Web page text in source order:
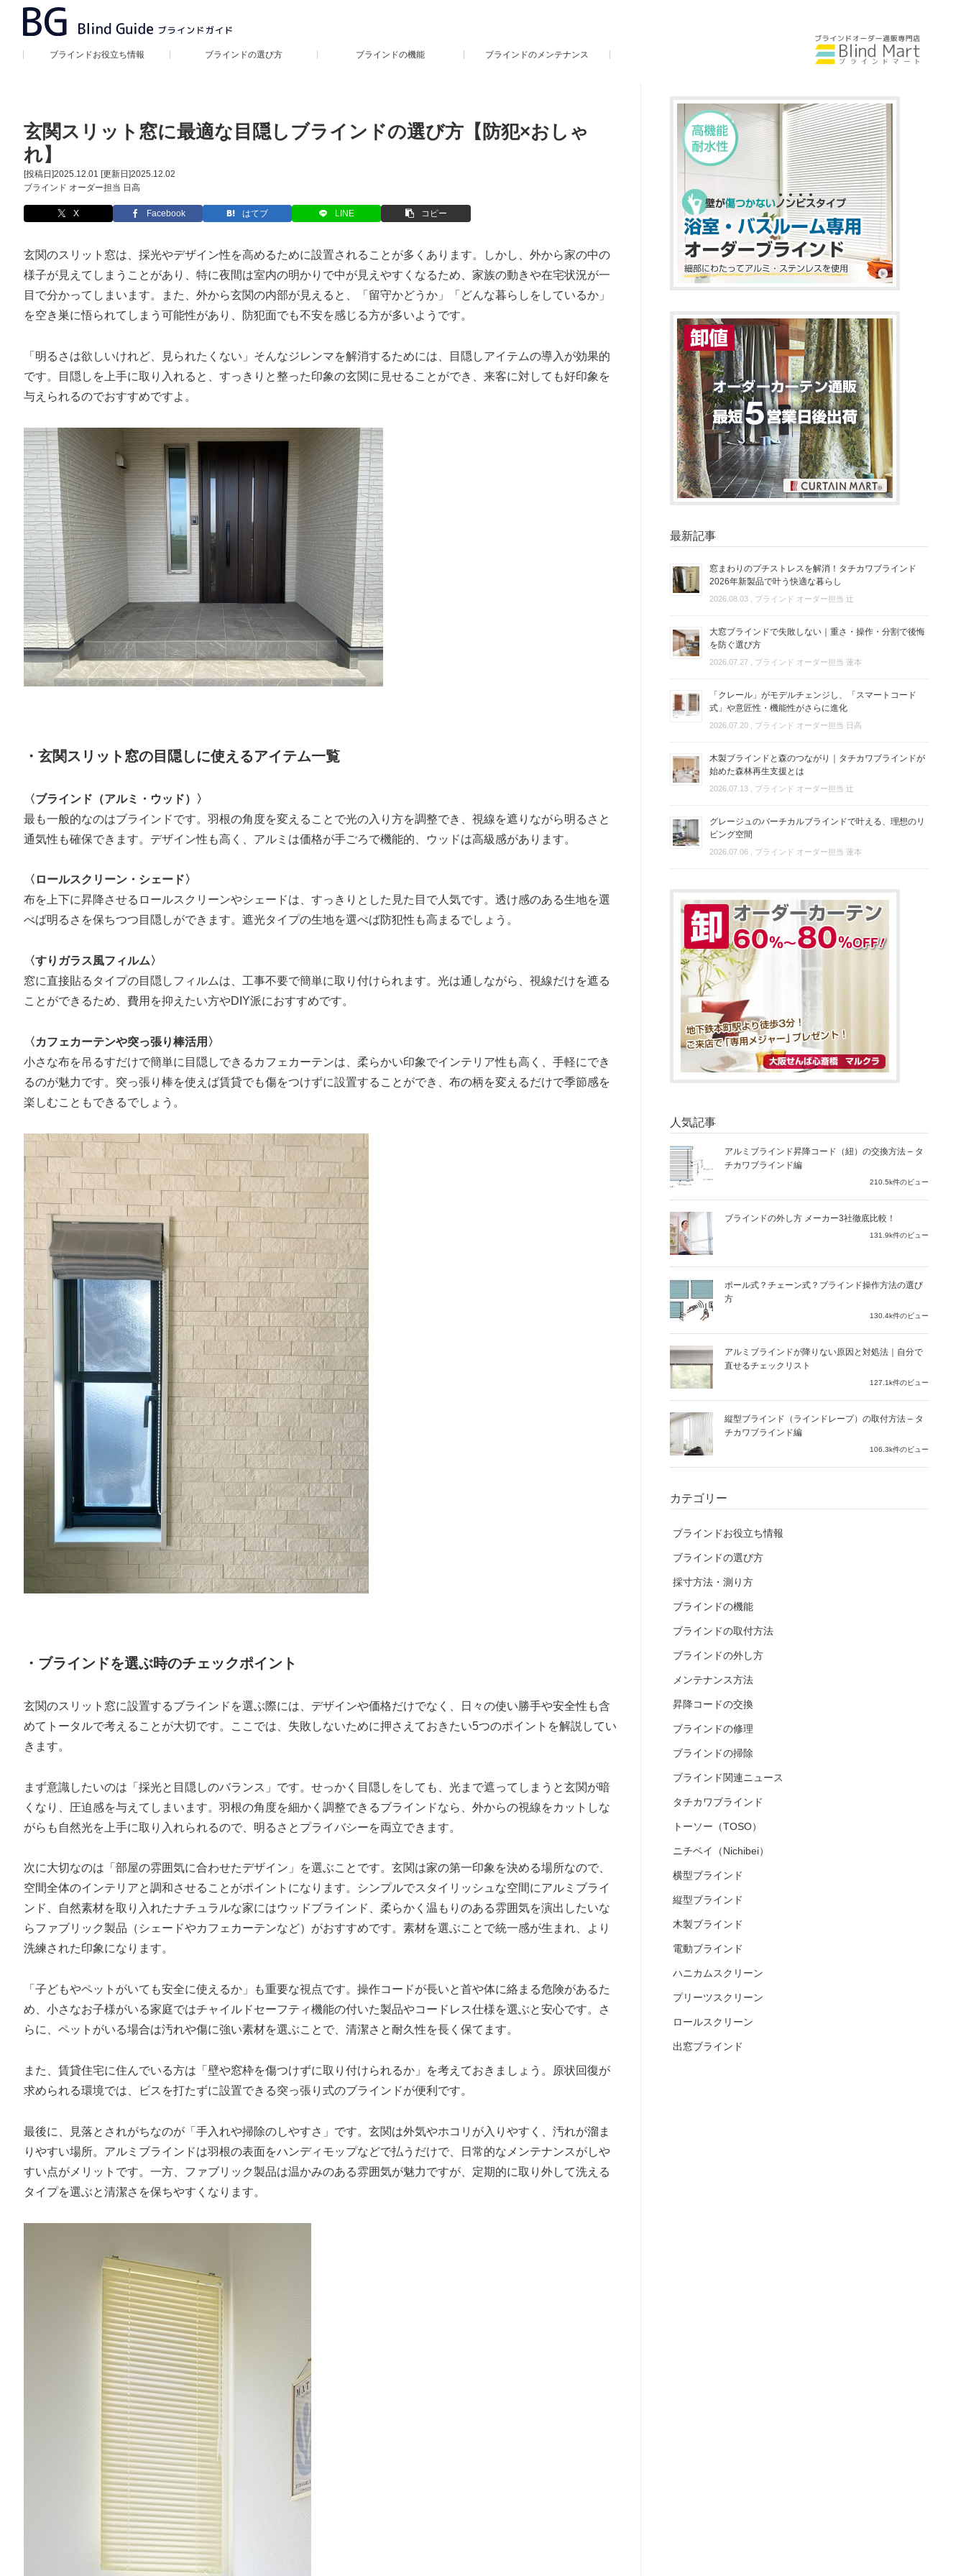
ブラインドお役立ち情報 ブラインドの選び方 ブラインドの機能 ブラインドのメンテナンス
玄関スリット窓に最適な目隠しブラインドの選び方【防犯×おしゃ
れ】
[投稿日]2025.12.01 [更新日]2025.12.02
ブラインド オーダー担当 日高
X Facebook はてブ LINE コピー
玄関のスリット窓は、採光やデザイン性を高めるために設置されることが多くあります。しかし、外から家の中の
様子が見えてしまうことがあり、特に夜間は室内の明かりで中が見えやすくなるため、家族の動きや在宅状況が一
目で分かってしまいます。また、外から玄関の内部が見えると、「留守かどうか」「どんな暮らしをしているか」
を空き巣に悟られてしまう可能性があり、防犯面でも不安を感じる方が多いようです。
「明るさは欲しいけれど、見られたくない」そんなジレンマを解消するためには、目隠しアイテムの導入が効果的
です。目隠しを上手に取り入れると、すっきりと整った印象の玄関に見せることができ、来客に対しても好印象を
与えられるのでおすすめですよ。
・玄関スリット窓の目隠しに使えるアイテム一覧
〈ブラインド（アルミ・ウッド）〉
最も一般的なのはブラインドです。羽根の角度を変えることで光の入り方を調整でき、視線を遮りながら明るさと
通気性も確保できます。デザイン性も高く、アルミは価格が手ごろで機能的、ウッドは高級感があります。
〈ロールスクリーン・シェード〉
布を上下に昇降させるロールスクリーンやシェードは、すっきりとした見た目で人気です。透け感のある生地を選
べば明るさを保ちつつ目隠しができます。遮光タイプの生地を選べば防犯性も高まるでしょう。
〈すりガラス風フィルム〉
窓に直接貼るタイプの目隠しフィルムは、工事不要で簡単に取り付けられます。光は通しながら、視線だけを遮る
ことができるため、費用を抑えたい方やDIY派におすすめです。
〈カフェカーテンや突っ張り棒活用〉
小さな布を吊るすだけで簡単に目隠しできるカフェカーテンは、柔らかい印象でインテリア性も高く、手軽にでき
るのが魅力です。突っ張り棒を使えば賃貸でも傷をつけずに設置することができ、布の柄を変えるだけで季節感を
楽しむこともできるでしょう。
・ブラインドを選ぶ時のチェックポイント
玄関のスリット窓に設置するブラインドを選ぶ際には、デザインや価格だけでなく、日々の使い勝手や安全性も含
めてトータルで考えることが大切です。ここでは、失敗しないために押さえておきたい5つのポイントを解説してい
きます。
まず意識したいのは「採光と目隠しのバランス」です。せっかく目隠しをしても、光まで遮ってしまうと玄関が暗
くなり、圧迫感を与えてしまいます。羽根の角度を細かく調整できるブラインドなら、外からの視線をカットしな
がらも自然光を上手に取り入れられるので、明るさとプライバシーを両立できます。
次に大切なのは「部屋の雰囲気に合わせたデザイン」を選ぶことです。玄関は家の第一印象を決める場所なので、
空間全体のインテリアと調和させることがポイントになります。シンプルでスタイリッシュな空間にアルミブライ
ンド、自然素材を取り入れたナチュラルな家にはウッドブラインド、柔らかく温もりのある雰囲気を演出したいな
らファブリック製品（シェードやカフェカーテンなど）がおすすめです。素材を選ぶことで統一感が生まれ、より
洗練された印象になります。
「子どもやペットがいても安全に使えるか」も重要な視点です。操作コードが長いと首や体に絡まる危険があるた
め、小さなお子様がいる家庭ではチャイルドセーフティ機能の付いた製品やコードレス仕様を選ぶと安心です。さ
らに、ペットがいる場合は汚れや傷に強い素材を選ぶことで、清潔さと耐久性を長く保てます。
また、賃貸住宅に住んでいる方は「壁や窓枠を傷つけずに取り付けられるか」を考えておきましょう。原状回復が
求められる環境では、ビスを打たずに設置できる突っ張り式のブラインドが便利です。
最後に、見落とされがちなのが「手入れや掃除のしやすさ」です。玄関は外気やホコリが入りやすく、汚れが溜ま
りやすい場所。アルミブラインドは羽根の表面をハンディモップなどで払うだけで、日常的なメンテナンスがしや
すい点がメリットです。一方、ファブリック製品は温かみのある雰囲気が魅力ですが、定期的に取り外して洗える
タイプを選ぶと清潔さを保ちやすくなります。
最新記事
窓まわりのプチストレスを解消！タチカワブラインド
2026年新製品で叶う快適な暮らし
2026.08.03 , ブラインド オーダー担当 辻
大窓ブラインドで失敗しない｜重さ・操作・分割で後悔
を防ぐ選び方
2026.07.27 , ブラインド オーダー担当 蓮本
「クレール」がモデルチェンジし、「スマートコード
式」や意匠性・機能性がさらに進化
2026.07.20 , ブラインド オーダー担当 日高
木製ブラインドと森のつながり｜タチカワブラインドが
始めた森林再生支援とは
2026.07.13 , ブラインド オーダー担当 辻
グレージュのバーチカルブラインドで叶える、理想のリ
ビング空間
2026.07.06 , ブラインド オーダー担当 蓮本
人気記事
アルミブラインド昇降コード（紐）の交換方法 – タ
チカワブラインド編
210.5k件のビュー
ブラインドの外し方 メーカー3社徹底比較！
131.9k件のビュー
ポール式？チェーン式？ブラインド操作方法の選び
方
130.4k件のビュー
アルミブラインドが降りない原因と対処法｜自分で
直せるチェックリスト
127.1k件のビュー
縦型ブラインド（ラインドレープ）の取付方法 – タ
チカワブラインド編
106.3k件のビュー
カテゴリー
ブラインドお役立ち情報
ブラインドの選び方
採寸方法・測り方
ブラインドの機能
ブラインドの取付方法
ブラインドの外し方
メンテナンス方法
昇降コードの交換
ブラインドの修理
ブラインドの掃除
ブラインド関連ニュース
タチカワブラインド
トーソー（TOSO）
ニチベイ（Nichibei）
横型ブラインド
縦型ブラインド
木製ブラインド
電動ブラインド
ハニカムスクリーン
プリーツスクリーン
ロールスクリーン
出窓ブラインド